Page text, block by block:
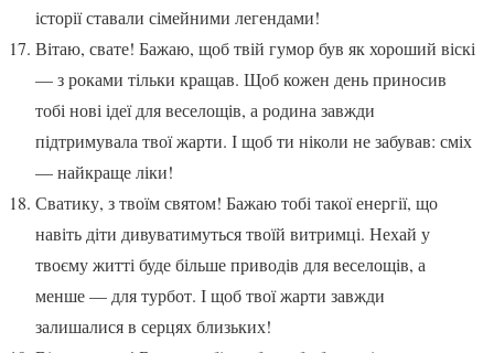
історії ставали сімейними легендами!
Вітаю, свате! Бажаю, щоб твій гумор був як хороший віскі
— з роками тільки кращав. Щоб кожен день приносив
тобі нові ідеї для веселощів, а родина завжди
підтримувала твої жарти. І щоб ти ніколи не забував: сміх
— найкраще ліки!
Сватику, з твоїм святом! Бажаю тобі такої енергії, що
навіть діти дивуватимуться твоїй витримці. Нехай у
твоєму житті буде більше приводів для веселощів, а
менше — для турбот. І щоб твої жарти завжди
залишалися в серцях близьких!